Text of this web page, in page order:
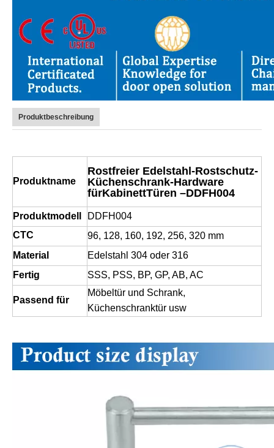
Produktbeschreibung
Produktname
Rostfreier Edelstahl-Rostschutz-
Küchenschrank-Hardware
fürKabinettTüren –DDFH004
Produktmodell
DDFH004
CTC
96, 128, 160, 192, 256, 320 mm
Material
Edelstahl 304 oder 316
Fertig
SSS, PSS, BP, GP, AB, AC
Passend für
Möbeltür und Schrank,
Küchenschranktür usw